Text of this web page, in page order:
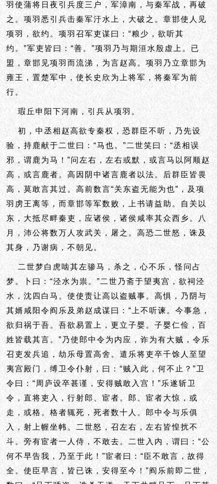
羽使蒲将日夜引兵度三户，军漳南，与秦军战，再破
之。项羽悉引兵击秦军汙水上，大破之。章邯使人见
项羽，欲约。项羽召军吏谋曰：“粮少，欲听其
约。”军吏皆曰：“善。”项羽乃与期洹水殷虚上。已
盟，章邯见项羽而流涕，为言赵高。项羽乃立章邯为
雍王，置楚军中，使长史欣为上将军，将秦军为前
行。
瑕丘申阳下河南，引兵从项羽。
初，中丞相赵高欲专秦权，恐群臣不听，乃先设
验，持鹿献于二世曰：“马也。”二世笑曰：“丞相误
邪，谓鹿为马！”问左右，左右或默，或言马以阿顺赵
高，或言鹿者。高因阴中诸言鹿者以法。后群臣皆畏
高，莫敢言其过。高前数言“关东盗无能为也”，及项
羽虏王离等，而章邯等军数败，上书请益助。自关以
东，大抵尽畔秦吏，应诸侯，诸侯咸率其众西乡。八
月，沛公将数万人攻武关，屠之。高恐二世怒，诛及
其身，乃谢病，不朝见。
二世梦白虎啮其左骖马，杀之，心不乐，怪问占
梦。卜曰：“泾水为祟。”二世乃斋于望夷宫，欲祠泾
水，沈四白马。使使责让高以盗贼事。高惧，乃阴与
其婿咸阳令阎乐及弟赵成谋曰：“上不听谏。今事急，
欲归祸于吾。吾欲易置上，更立子婴。子婴仁俭，百
姓皆载其言。”乃使郎中令为内应，诈为有大贼，令乐
召吏发兵追，劫乐母置高舍。遣乐将吏卒千馀人至望
夷宫殿门，缚卫令仆射，曰：“贼入此，何不止？”卫
令曰：“周庐设卒甚谨，安得贼敢入宫！”乐遂斩卫
令，直将吏入，行射郎、宦者。郎、宦者大惊，或
走，或格。格者辄死，死者数十人。郎中令与乐俱
入，射上幄坐帏。二世怒，召左右，左右皆惶扰不
斗。旁有宦者一人侍，不敢去。二世入内，谓曰：“公
何不早告我，乃至于此！”宦者曰：“臣不敢言，故得
全。使臣早言，皆已诛，安得至今！”阎乐前即二世，